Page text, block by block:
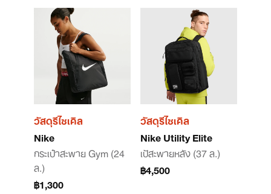
วัสดุรีไซเคิล
Nike
กระเป๋าสะพาย Gym (24
ล.)
฿1,300
วัสดุรีไซเคิล
Nike Utility Elite
เป้สะพายหลัง (37 ล.)
฿4,500